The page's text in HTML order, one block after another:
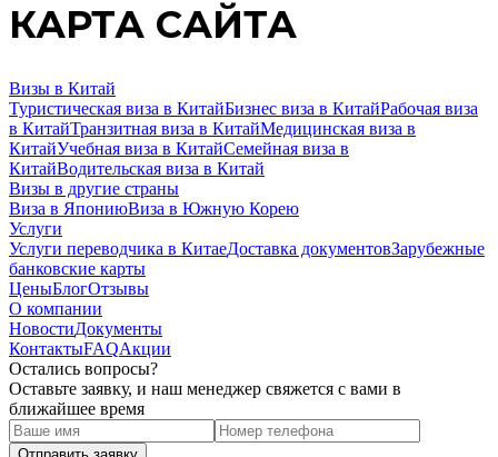
КАРТА САЙТА
Визы в Китай
Туристическая виза в КитайБизнес виза в КитайРабочая виза
в КитайТранзитная виза в КитайМедицинская виза в
КитайУчебная виза в КитайСемейная виза в
КитайВодительская виза в Китай
Визы в другие страны
Виза в ЯпониюВиза в Южную Корею
Услуги
Услуги переводчика в КитаеДоставка документовЗарубежные
банковские карты
ЦеныБлогОтзывы
О компании
НовостиДокументы
КонтактыFAQАкции
Остались вопросы?
Оставьте заявку, и наш менеджер свяжется с вами в
ближайшее время